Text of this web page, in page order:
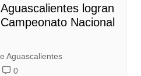
logran
Nacional
Aguascalientes
0